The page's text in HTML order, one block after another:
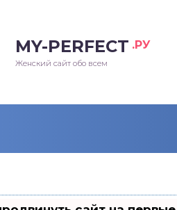
MY-PERFECT .РУ
Женский сайт обо всем